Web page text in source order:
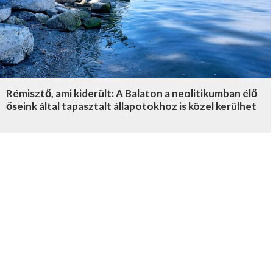
Rémisztő, ami kiderült: A Balaton a neolitikumban élő
őseink által tapasztalt állapotokhoz is közel kerülhet